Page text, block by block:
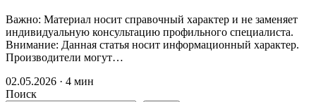
Важно: Материал носит справочный характер и не заменяет
индивидуальную консультацию профильного специалиста.
Внимание: Данная статья носит информационный характер.
Производители могут…
02.05.2026 · 4 мин
Поиск